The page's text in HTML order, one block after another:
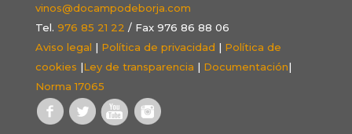
vinos@docampodeborja.com
Tel. 976 85 21 22 / Fax 976 86 88 06
Aviso legal | Política de privacidad | Política de
cookies |Ley de transparencia | Documentación|
Norma 17065